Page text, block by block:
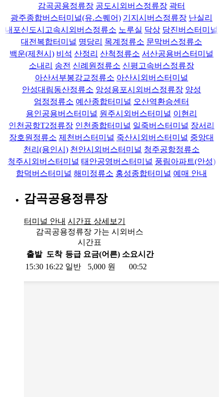
감곡공용정류장 공도시외버스정류장 곽터
광주종합버스터미널(유.스퀘어) 기지시버스정류장 난실리
내포신도시고속시외버스정류소 노루실 닥상 당진버스터미널
대전복합터미널 명당리 목계정류소 문막버스정류소
백운(제천시) 비석 산정리 산척정류소 서산공용버스터미널
소내리 송전 신례원정류소 신평고속버스정류장
아산서부봉강교정류소 아산시외버스터미널
안성대림동산정류소 앙성용포시외버스정류장 양성
엄정정류소 예산종합터미널 오산역환승센터
용인공용버스터미널 원주시외버스터미널 이현리
인천공항T2정류장 인천종합터미널 일죽버스터미널 장서리
장호원정류소 제천버스터미널 죽산시외버스터미널 중앙대
천리(용인시) 천안시외버스터미널 청주공항정류소
청주시외버스터미널 태안공영버스터미널 풍림아파트(안성)
합덕버스터미널 해미정류소 홍성종합터미널 예매 안내
감곡공용정류장
터미널 안내 시간표 상세보기
감곡공용정류장 가는 시외버스
시간표
출발 도착 등급 요금(어른) 소요시간
15:30 16:22 일반 5,000 원 00:52